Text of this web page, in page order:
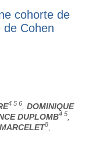
cohorte de
Cohen
4 5 6
DOMINIQUE
DUPLOMB4 5
8